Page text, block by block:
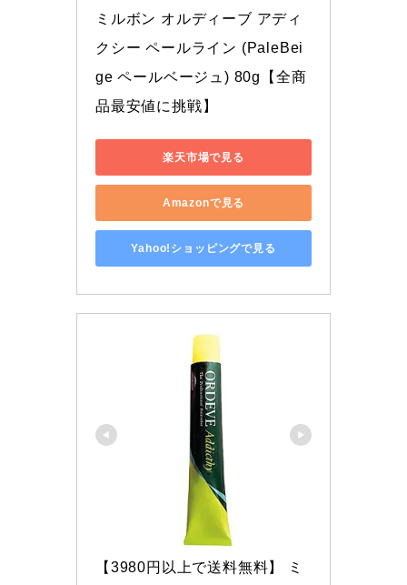
ミルボン オルディーブ アディ
クシー ペールライン (PaleBei
ge ペールベージュ) 80g【全商
品最安値に挑戦】
楽天市場で見る
Amazonで見る
Yahoo!ショッピングで見る
【3980円以上で送料無料】 ミ